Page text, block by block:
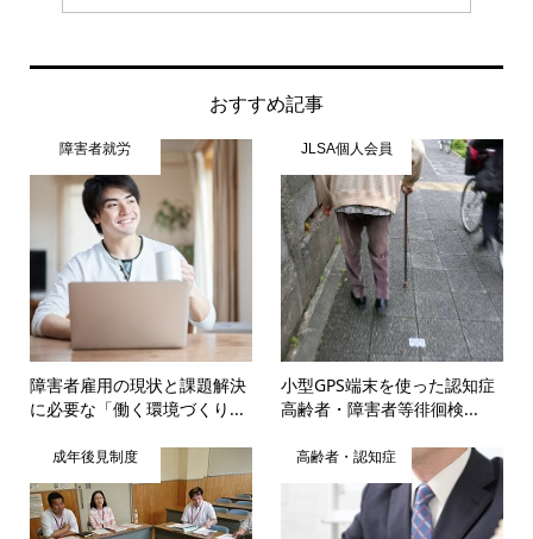
おすすめ記事
障害者就労
障害者雇用の現状と課題解決
に必要な「働く環境づくり...
JLSA個人会員
小型GPS端末を使った認知症
高齢者・障害者等徘徊検...
成年後見制度 高齢者・認知症